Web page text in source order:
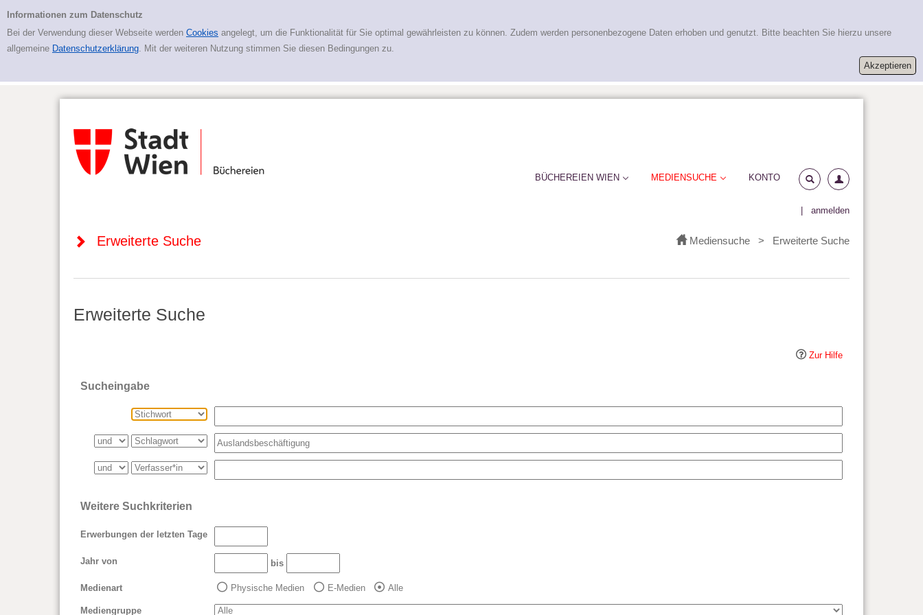
Erweiterte Suche
Informationen zum Datenschutz
Bei der Verwendung dieser Webseite werden Cookies angelegt, um die Funktionalität für Sie optimal gewährleisten zu können. Zudem werden personenbezogene Daten erhoben und genutzt. Bitte beachten Sie hierzu unsere
allgemeine Datenschutzerklärung. Mit der weiteren Nutzung stimmen Sie diesen Bedingungen zu.
anmelden
BÜCHEREIEN WIEN MEDIENSUCHE KONTO
Erweiterte Suche Mediensuche > Erweiterte Suche
Erweiterte Suche
Zur Hilfe
Sucheingabe
Weitere Suchkriterien
Erwerbungen der letzten Tage
Jahr von bis
Medienart Physische Medien E-Medien Alle
Mediengruppe